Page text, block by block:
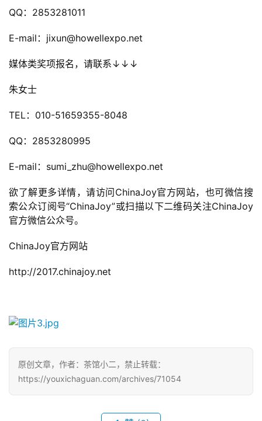
上
海
站
文
(
国
QQ：2853281011
E-mail：jixun@howellexpo.net
媒体类奖项报名，请联系↓↓↓
朱女士
TEL：010-51659355-8048
QQ：2853280995
E-mail：sumi_zhu@howellexpo.net
欲了解更多详情，请访问ChinaJoy官方网站，也可微信搜
索公众订阅号“ChinaJoy”或扫描以下二维码关注ChinaJoy
官方微信公众号。
ChinaJoy官方网站
http://2017.chinajoy.net
原创文章，作者：茶馆小二，禁止转载：
https://youxichaguan.com/archives/71054